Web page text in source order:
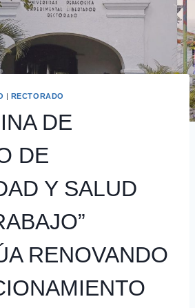
| RECTORADO
DE
DE
Y SALUD
RENOVANDO